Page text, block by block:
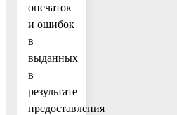
опечаток
и ошибок
в
выданных
в
результате
предоставления